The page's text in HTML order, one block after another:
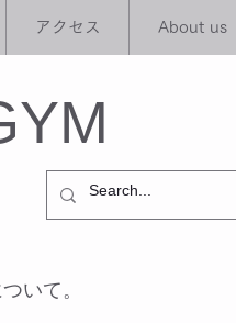
アクセス About us
いて。